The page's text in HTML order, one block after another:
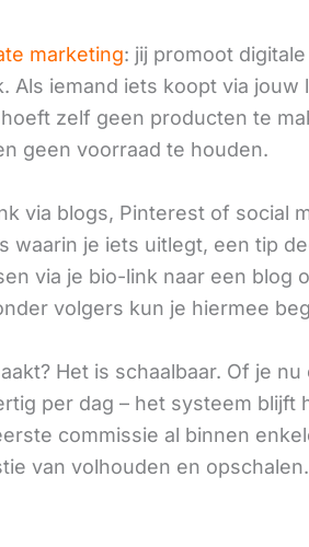
marketing: jij promoot digitale
Als iemand iets koopt via jouw
zelf geen producten te
geen voorraad te houden.
via blogs, Pinterest of social
waarin je iets uitlegt, een tip
via je bio-link naar een blog
volgers kun je hiermee
Het is schaalbaar. Of je nu
per dag – het systeem blijft
commissie al binnen
van volhouden en opschalen.